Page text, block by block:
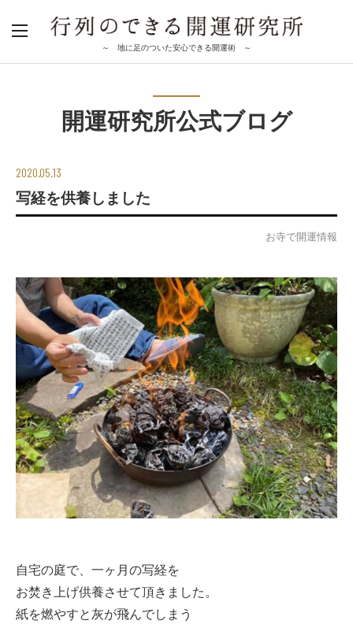
～ 地に足のついた安心できる開運術 ～
開運研究所公式ブログ
2020.05.13
写経を供養しました
お寺で開運情報
自宅の庭で、一ヶ月の写経を
お焚き上げ供養させて頂きました。
紙を燃やすと灰が飛んでしまう